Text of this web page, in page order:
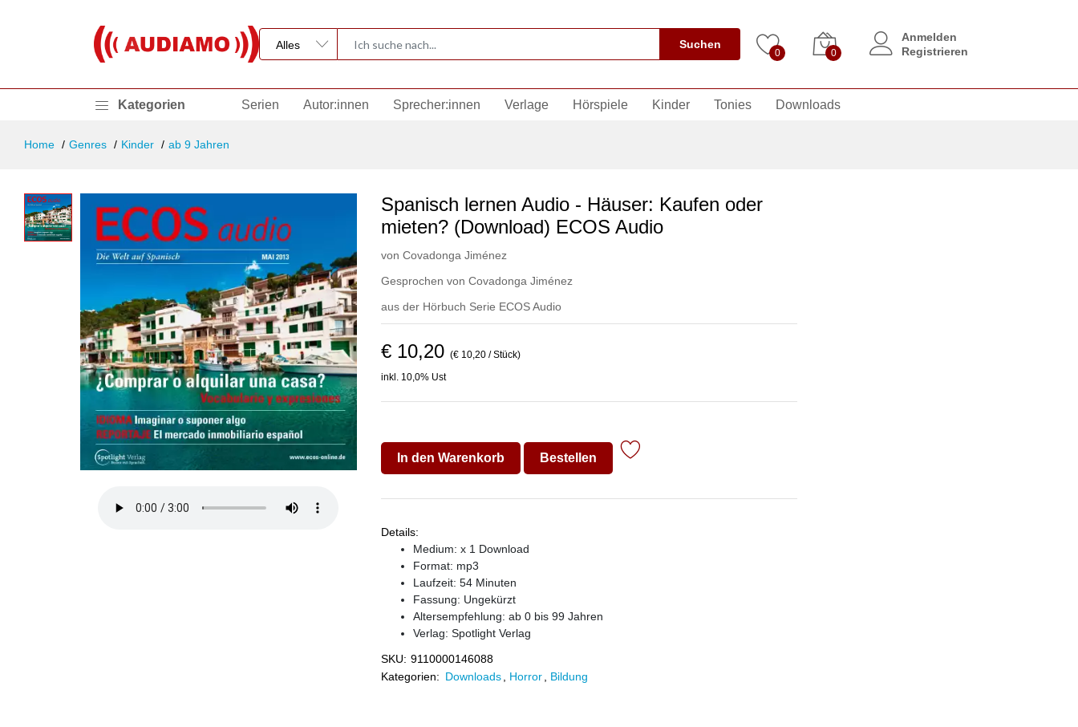
Suchen
0 0
Anmelden
Registrieren
Kategorien Serien Autor:innen Sprecher:innen Verlage Hörspiele Kinder Tonies Downloads
Home Genres Kinder ab 9 Jahren
Spanisch lernen Audio - Häuser: Kaufen oder
mieten? (Download) ECOS Audio
von Covadonga Jiménez
Gesprochen von Covadonga Jiménez
aus der Hörbuch Serie ECOS Audio
€ 10,20 (€ 10,20 / Stück)
inkl. 10,0% Ust
In den Warenkorb Bestellen
Details:
Medium: x 1 Download
Format: mp3
Laufzeit: 54 Minuten
Fassung: Ungekürzt
Altersempfehlung: ab 0 bis 99 Jahren
Verlag: Spotlight Verlag
SKU: 9110000146088
Kategorien: Downloads Horror Bildung